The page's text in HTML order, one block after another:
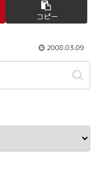
コピー
2008.03.09